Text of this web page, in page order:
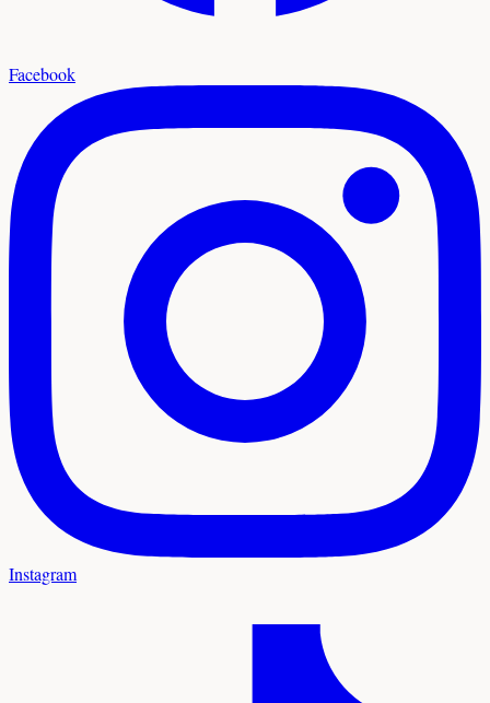
Facebook
Instagram